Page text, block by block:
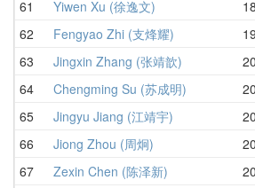
61
Yiwen Xu (徐逸文)
62
Fengyao Zhi (支烽耀)
63
Jingxin Zhang (张靖歆)
64
Chengming Su (苏成明)
65
Jingyu Jiang (江靖宇)
66
Jiong Zhou (周炯)
67
Zexin Chen (陈泽新)